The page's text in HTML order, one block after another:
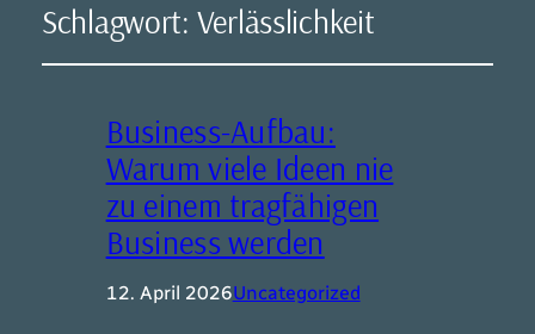
Schlagwort: Verlässlichkeit
Business-Aufbau:
Warum viele Ideen nie
zu einem tragfähigen
Business werden
12. April 2026Uncategorized